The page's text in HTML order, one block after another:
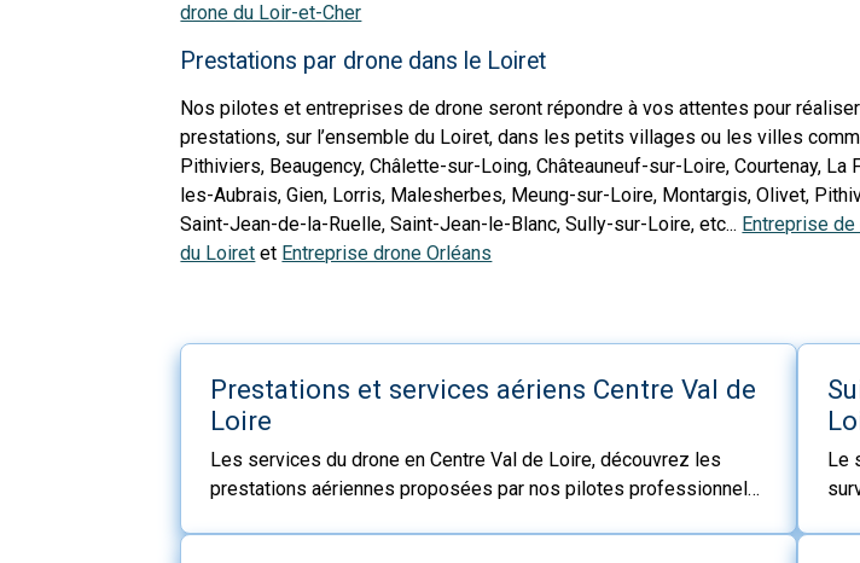
drone du Loir-et-Cher
Prestations par drone dans le Loiret
Nos pilotes et entreprises de drone seront répondre à vos attentes pour
prestations, sur l’ensemble du Loiret, dans les petits villages ou les villes
Pithiviers, Beaugency, Châlette-sur-Loing, Châteauneuf-sur-Loire, Courtenay, La
les-Aubrais, Gien, Lorris, Malesherbes, Meung-sur-Loire, Montargis, Olivet,
Saint-Jean-de-la-Ruelle, Saint-Jean-le-Blanc, Sully-sur-Loire, etc... Entreprise de
du Loiret et Entreprise drone Orléans
Prestations et services aériens Centre Val de
Loire
Les services du drone en Centre Val de Loire, découvrez les
prestations aériennes proposées par nos pilotes professionnels
Le